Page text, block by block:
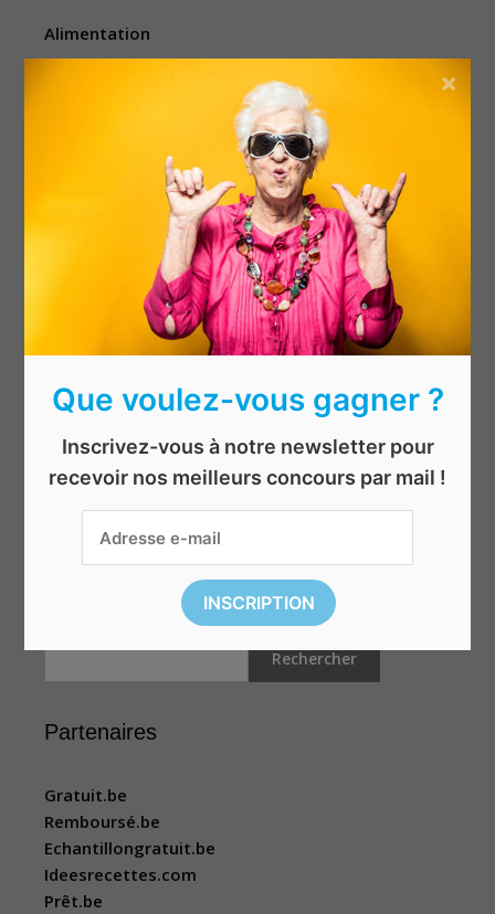
Alimentation
Animaux
Hommes
Jeux & jouets
Mis en avant
Shopping
Sport et loisirs
Top concours
Voyages
Rechercher
Partenaires
Gratuit.be
Remboursé.be
Echantillongratuit.be
Ideesrecettes.com
Prêt.be
Que voulez-vous gagner ?
Inscrivez-vous à notre newsletter pour
recevoir nos meilleurs concours par mail !
×